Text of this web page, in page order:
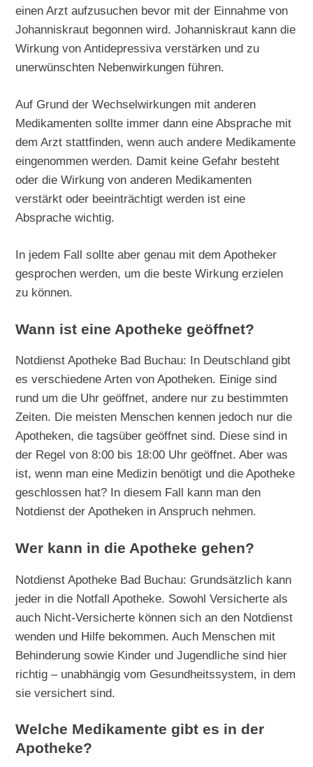
einen Arzt aufzusuchen bevor mit der Einnahme von
Johanniskraut begonnen wird. Johanniskraut kann die
Wirkung von Antidepressiva verstärken und zu
unerwünschten Nebenwirkungen führen.
Auf Grund der Wechselwirkungen mit anderen
Medikamenten sollte immer dann eine Absprache mit
dem Arzt stattfinden, wenn auch andere Medikamente
eingenommen werden. Damit keine Gefahr besteht
oder die Wirkung von anderen Medikamenten
verstärkt oder beeinträchtigt werden ist eine
Absprache wichtig.
In jedem Fall sollte aber genau mit dem Apotheker
gesprochen werden, um die beste Wirkung erzielen
zu können.
Wann ist eine Apotheke geöffnet?
Notdienst Apotheke Bad Buchau: In Deutschland gibt
es verschiedene Arten von Apotheken. Einige sind
rund um die Uhr geöffnet, andere nur zu bestimmten
Zeiten. Die meisten Menschen kennen jedoch nur die
Apotheken, die tagsüber geöffnet sind. Diese sind in
der Regel von 8:00 bis 18:00 Uhr geöffnet. Aber was
ist, wenn man eine Medizin benötigt und die Apotheke
geschlossen hat? In diesem Fall kann man den
Notdienst der Apotheken in Anspruch nehmen.
Wer kann in die Apotheke gehen?
Notdienst Apotheke Bad Buchau: Grundsätzlich kann
jeder in die Notfall Apotheke. Sowohl Versicherte als
auch Nicht-Versicherte können sich an den Notdienst
wenden und Hilfe bekommen. Auch Menschen mit
Behinderung sowie Kinder und Jugendliche sind hier
richtig – unabhängig vom Gesundheitssystem, in dem
sie versichert sind.
Welche Medikamente gibt es in der
Apotheke?